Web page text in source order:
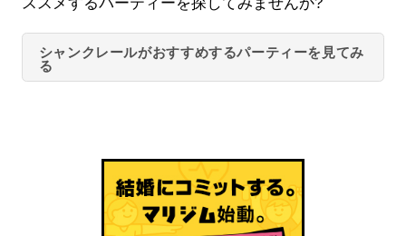
シャンクレールがおすすめするパーティーを見てみ
る